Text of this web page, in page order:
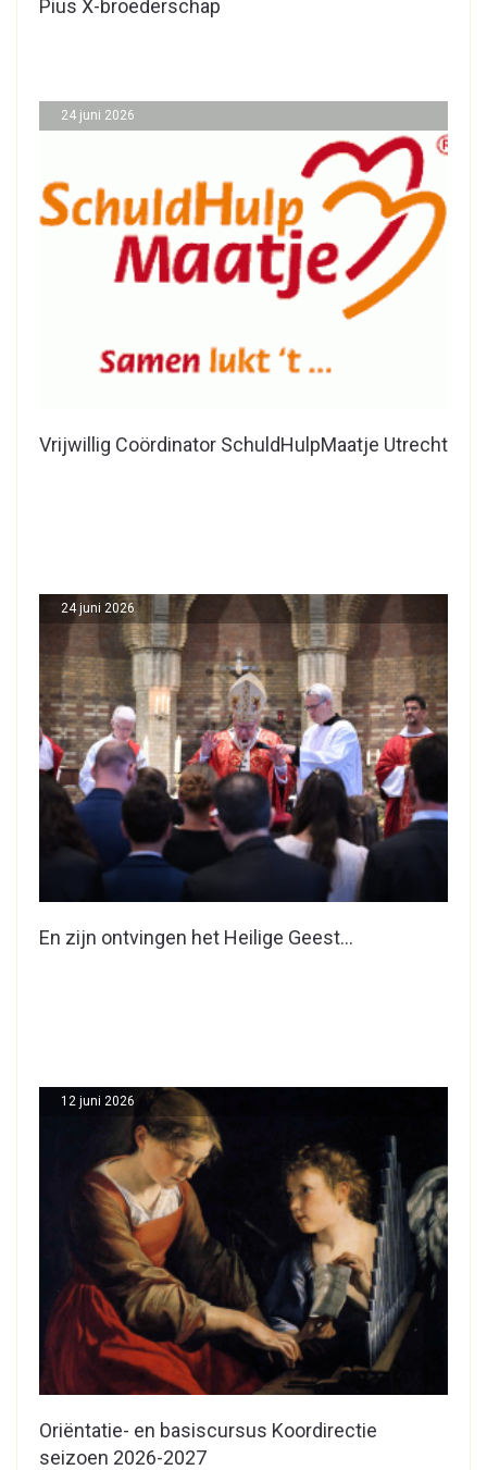
Pius X-broederschap
Vrijwillig Coördinator SchuldHulpMaatje Utrecht
24 juni 2026
En zijn ontvingen het Heilige Geest…
24 juni 2026
Oriëntatie- en basiscursus Koordirectie
seizoen 2026-2027
12 juni 2026